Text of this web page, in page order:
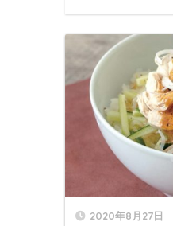
2020年8月27日